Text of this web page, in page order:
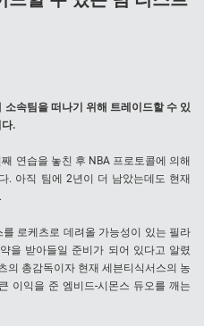
속팀을 떠나기 위해 트레이드할 수 있
.
연습을 놓친 후 NBA 프로토콜에 의해
. 아직 팀에 2년이 더 남았는데도 현재
로케츠로 데려올 가능성이 있는 필라
을 받아들일 준비가 되어 있다고 알렸
의 총감독이자 현재 세븐티식서스의 농
이익을 준 엠비드-시몬스 듀오를 깨는